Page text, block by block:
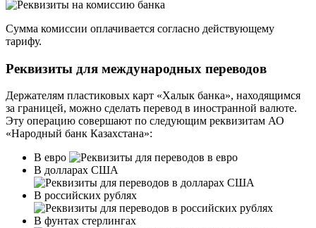
Сумма комиссии оплачивается согласно действующему
тарифу.
Реквизиты для международных переводов
Держателям пластиковых карт «Халык банка», находящимся
за границей, можно сделать перевод в иностранной валюте.
Эту операцию совершают по следующим реквизитам АО
«Народный банк Казахстана»:
В евро
В долларах США
В российских рублях
В фунтах стерлингах